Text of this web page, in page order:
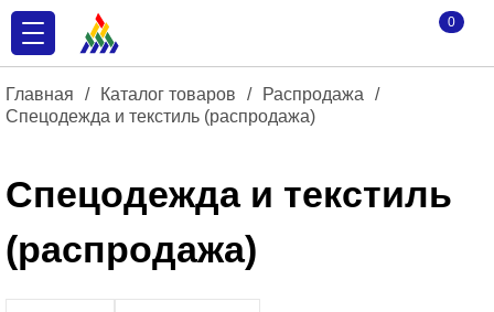
0
Главная / Каталог товаров / Распродажа
/
Спецодежда и текстиль (распродажа)
Спецодежда и текстиль
(распродажа)